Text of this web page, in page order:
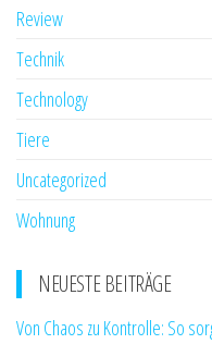
Review
Technik
Technology
Tiere
Uncategorized
Wohnung
NEUESTE BEITRÄGE
Von Chaos zu Kontrolle: So